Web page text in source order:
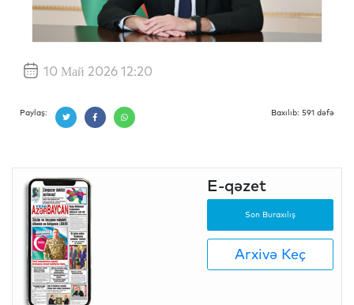
10 Май 2026 12:20
Paylaş: Baxılıb: 591 dəfə
E-qəzet
Son Buraxılış
Arxivə Keç